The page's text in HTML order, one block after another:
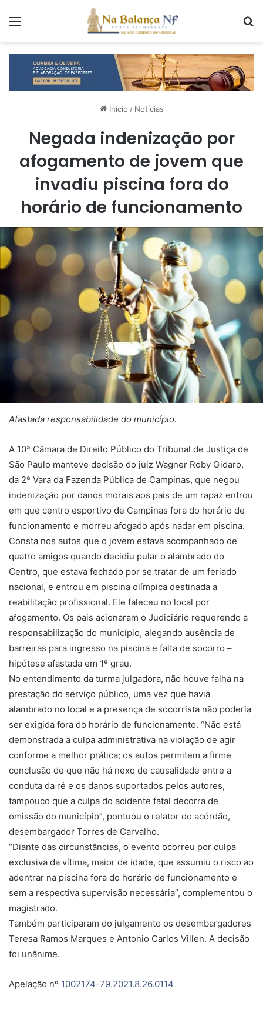
Início / Notícias
Negada indenização por
afogamento de jovem que
invadiu piscina fora do
horário de funcionamento
Afastada responsabilidade do município.
A 10ª Câmara de Direito Público do Tribunal de Justiça de
São Paulo manteve decisão do juiz Wagner Roby Gidaro,
da 2ª Vara da Fazenda Pública de Campinas, que negou
indenização por danos morais aos pais de um rapaz entrou
em que centro esportivo de Campinas fora do horário de
funcionamento e morreu afogado após nadar em piscina.
Consta nos autos que o jovem estava acompanhado de
quatro amigos quando decidiu pular o alambrado do
Centro, que estava fechado por se tratar de um feriado
nacional, e entrou em piscina olímpica destinada a
reabilitação profissional. Ele faleceu no local por
afogamento. Os pais acionaram o Judiciário requerendo a
responsabilização do município, alegando ausência de
barreiras para ingresso na piscina e falta de socorro –
hipótese afastada em 1º grau.
No entendimento da turma julgadora, não houve falha na
prestação do serviço público, uma vez que havia
alambrado no local e a presença de socorrista não poderia
ser exigida fora do horário de funcionamento. “Não está
demonstrada a culpa administrativa na violação de agir
conforme a melhor prática; os autos permitem a firme
conclusão de que não há nexo de causalidade entre a
conduta da ré e os danos suportados pelos autores,
tampouco que a culpa do acidente fatal decorra de
omissão do município”, pontuou o relator do acórdão,
desembargador Torres de Carvalho.
“Diante das circunstâncias, o evento ocorreu por culpa
exclusiva da vítima, maior de idade, que assumiu o risco ao
adentrar na piscina fora do horário de funcionamento e
sem a respectiva supervisão necessária”, complementou o
magistrado.
Também participaram do julgamento os desembargadores
Teresa Ramos Marques e Antonio Carlos Villen. A decisão
foi unânime.
Apelação nº 1002174-79.2021.8.26.0114